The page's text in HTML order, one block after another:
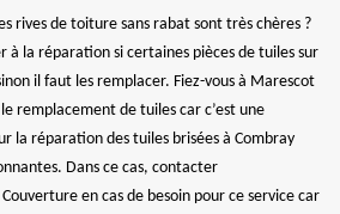
rives de toiture sans rabat sont très chères ?
à la réparation si certaines pièces de tuiles sur
il faut les remplacer. Fiez-vous à Marescot
remplacement de tuiles car c’est une
la réparation des tuiles brisées à Combray
Dans ce cas, contacter
en cas de besoin pour ce service car